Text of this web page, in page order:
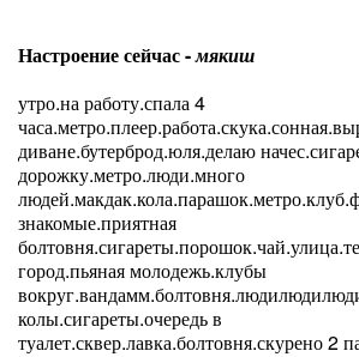
Настроение сейчас -мякиш
утро.на работу.спала 4
диване.бутерброд.юля.делаю
дорожку.метро.люди.много
знакомые.приятная
город.пьяная молодежь.клубы
колы.сигареты.очередь в
туалет.сквер.лавка.болтовня.скурено 2